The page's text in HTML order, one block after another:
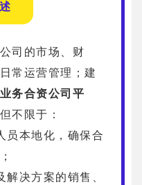
司的市场、财
常运营管理；建
务合资公司平
不限于：
员本地化，确保合
决方案的销售、